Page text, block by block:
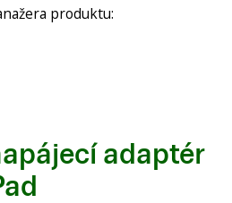
produktu:
adaptér